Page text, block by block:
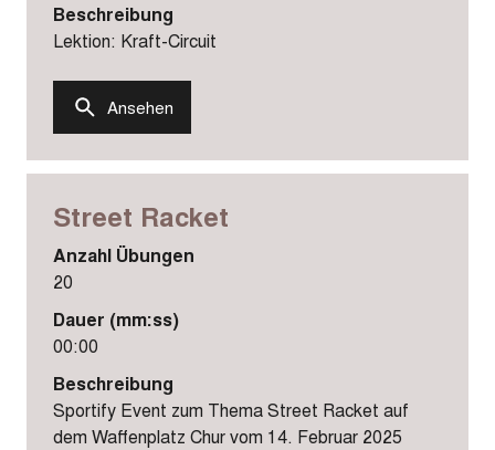
Beschreibung
Lektion: Kraft-Circuit
Ansehen
Street Racket
Anzahl Übungen
20
Dauer (mm:ss)
00:00
Beschreibung
Sportify Event zum Thema Street Racket auf
dem Waffenplatz Chur vom 14. Februar 2025